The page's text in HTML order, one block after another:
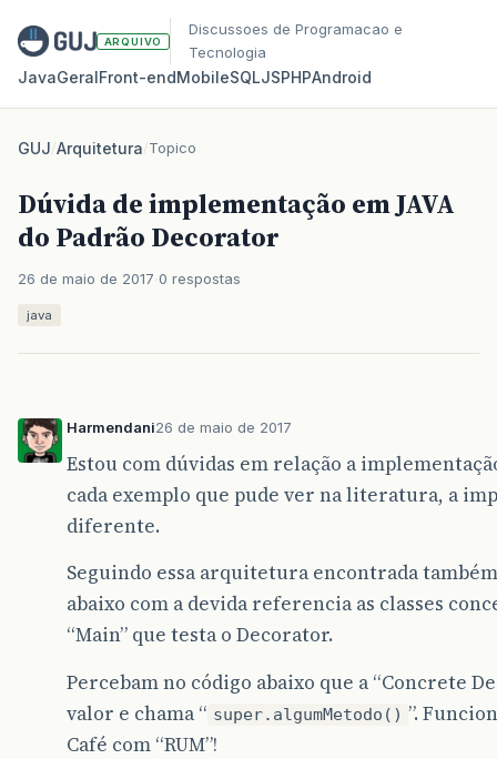
ARQUIVO
Discussoes de Programacao e
Tecnologia
JavaGeralFront‑endMobileSQLJSPHPAndroid
GUJ/Arquitetura/Topico
Dúvida de implementação em JAVA
do Padrão Decorator
26 de maio de 2017 0 respostas
java
Harmendani26 de maio de 2017
Estou com dúvidas em relação a
cada exemplo que pude ver na literatura, a
diferente.
Seguindo essa arquitetura encontrada
abaixo com a devida referencia as classes
“Main” que testa o Decorator.
Percebam no código abaixo que a “Concrete
valor e chama “ super.algumMetodo() ”.
Café com “RUM”!